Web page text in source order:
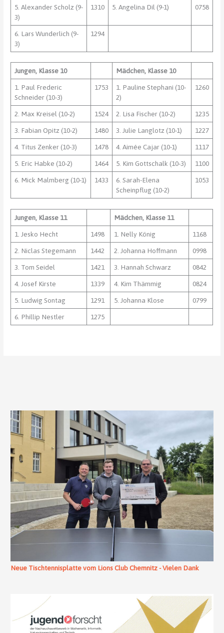
5. Alexander Scholz (9-
3)
1310 5. Angelina Dil (9-1) 0758
6. Lars Wunderlich (9-
3)
1294
Jungen, Klasse 10 Mädchen, Klasse 10
1. Paul Frederic
Schneider (10-3)
1753
1. Pauline Stephani (10-
2)
1260
2. Max Kreisel (10-2) 1524 2. Lisa Fischer (10-2) 1235
3. Fabian Opitz (10-2) 1480 3. Julie Langlotz (10-1) 1227
4. Titus Zenker (10-3) 1478 4. Aimée Cajar (10-1) 1117
5. Eric Habke (10-2) 1464 5. Kim Gottschalk (10-3) 1100
6. Mick Malmberg (10-1) 1433
6. Sarah-Elena
Scheinpflug (10-2)
1053
Jungen, Klasse 11 Mädchen, Klasse 11
1. Jesko Hecht 1498 1. Nelly König 1168
2. Niclas Stegemann 1442 2. Johanna Hoffmann 0998
3. Tom Seidel 1421 3. Hannah Schwarz 0842
4. Josef Kirste 1339 4. Kim Thämmig 0824
5. Ludwig Sontag 1291 5. Johanna Klose 0799
6. Phillip Nestler 1275
Neue Tischtennisplatte vom Lions Club Chemnitz - Vielen Dank